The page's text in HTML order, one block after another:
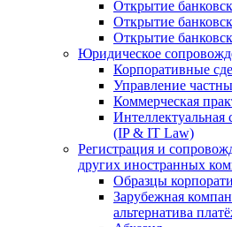
Открытие
Открытие
Открытие
Юридическое
Корпоративные
Управление
Коммерческая
Интеллектуальная
(IP & IT Law)
Регистрация и
других иностранных
Образцы
Зарубежная
альтернатива